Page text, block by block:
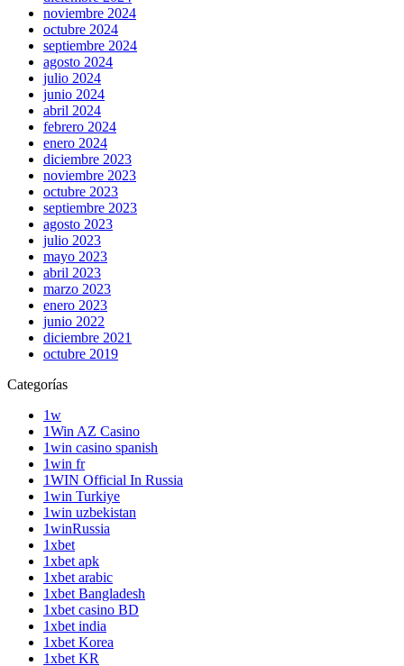
noviembre 2024
octubre 2024
septiembre 2024
agosto 2024
julio 2024
junio 2024
abril 2024
febrero 2024
enero 2024
diciembre 2023
noviembre 2023
octubre 2023
septiembre 2023
agosto 2023
julio 2023
mayo 2023
abril 2023
marzo 2023
enero 2023
junio 2022
diciembre 2021
octubre 2019
Categorías
1w
1Win AZ Casino
1win casino spanish
1win fr
1WIN Official In Russia
1win Turkiye
1win uzbekistan
1winRussia
1xbet
1xbet apk
1xbet arabic
1xbet Bangladesh
1xbet casino BD
1xbet india
1xbet Korea
1xbet KR